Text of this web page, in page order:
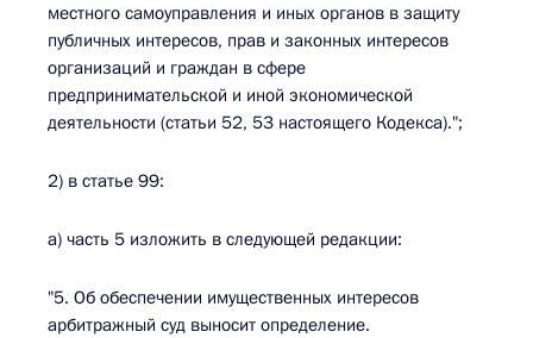
местного самоуправления и иных органов в защиту
публичных интересов, прав и законных интересов
организаций и граждан в сфере
предпринимательской и иной экономической
деятельности (статьи 52, 53 настоящего Кодекса).";
2) в статье 99:
а) часть 5 изложить в следующей редакции:
"5. Об обеспечении имущественных интересов
арбитражный суд выносит определение.